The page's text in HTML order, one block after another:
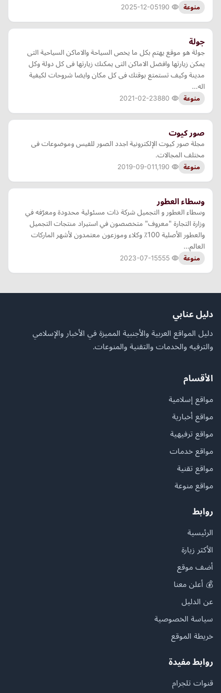
منوعة 2025-12-05
جولة
جولة هو موقع يهتم بكل ما يخص السياحة والاماكن السياحية التى
يمكن زيارتها وافضل الاماكن التى يمكنك زيارتها فى كل دولة وكل
مدينة وكيف تستمتع بوقتك فى كل مكان وايضا شروحات لكيفية
اله…
منوعة 2021-02-23
صور كيوت
مجلة صور كيوت الإلكترونية اجدد الصور للفيس وموضوعات فى
مختلف المجالات.
منوعة 2019-09-01
وسطاء العطور
وسطاء العطور و التجميل شركة ذات مسئولية محدودة ومعرّفه في
وزارة التجارة "معروف" متخصصون في استيراد منتجات التجميل
والعطور الأصلية 100٪؜ وكلاء وموزعون معتمدون لأشهر الماركات
العالم…
منوعة 2023-07-15
دليل عنابي
دليل المواقع العربية والأجنبية المميزة في الأخبار والإسلامي
والترفيه والخدمات والتقنية والمنوعات.
الأقسام
مواقع إسلامية
مواقع أخبارية
مواقع ترفيهية
مواقع خدمات
مواقع تقنية
مواقع منوعة
روابط
الرئيسية
الأكثر زيارة
أضف موقع
💰 أعلن معنا
عن الدليل
سياسة الخصوصية
خريطة الموقع
روابط مفيدة
قنوات تلجرام